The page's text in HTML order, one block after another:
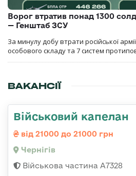
Ворог втратив понад 1300
— Генштаб ЗСУ
За минулу добу втрати російської
особового складу та 7 систем
ВАКАНСІЇ
Військовий капелан
від 21000 до 21000 грн
Чернігів
Військова частина А7328